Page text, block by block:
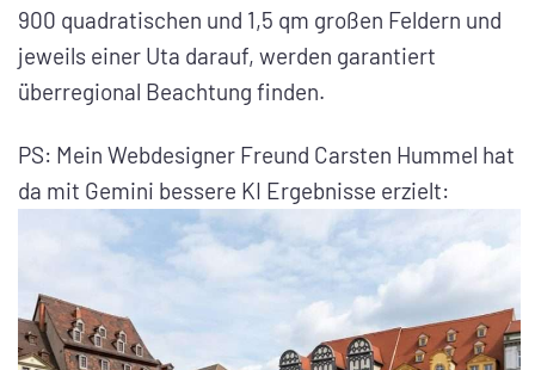
900 quadratischen und 1,5 qm großen Feldern und
jeweils einer Uta darauf, werden garantiert
überregional Beachtung finden.
PS: Mein Webdesigner Freund Carsten Hummel hat
da mit Gemini bessere KI Ergebnisse erzielt: